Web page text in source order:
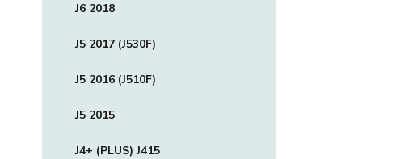
J6 2018
J5 2017 (J530F)
J5 2016 (J510F)
J5 2015
J4+ (PLUS) J415